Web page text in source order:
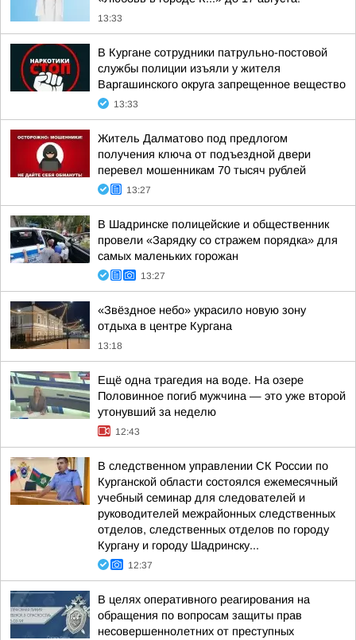
13:33
В Кургане сотрудники патрульно-постовой
службы полиции изъяли у жителя
Варгашинского округа запрещенное вещество
13:33
Житель Далматово под предлогом
получения ключа от подъездной двери
перевел мошенникам 70 тысяч рублей
13:27
В Шадринске полицейские и общественник
провели «Зарядку со стражем порядка» для
самых маленьких горожан
13:27
«Звёздное небо» украсило новую зону
отдыха в центре Кургана
13:18
Ещё одна трагедия на воде. На озере
Половинное погиб мужчина — это уже второй
утонувший за неделю
12:43
В следственном управлении СК России по
Курганской области состоялся ежемесячный
учебный семинар для следователей и
руководителей межрайонных следственных
отделов, следственных отделов по городу
Кургану и городу Шадринску...
12:37
В целях оперативного реагирования на
обращения по вопросам защиты прав
несовершеннолетних от преступных